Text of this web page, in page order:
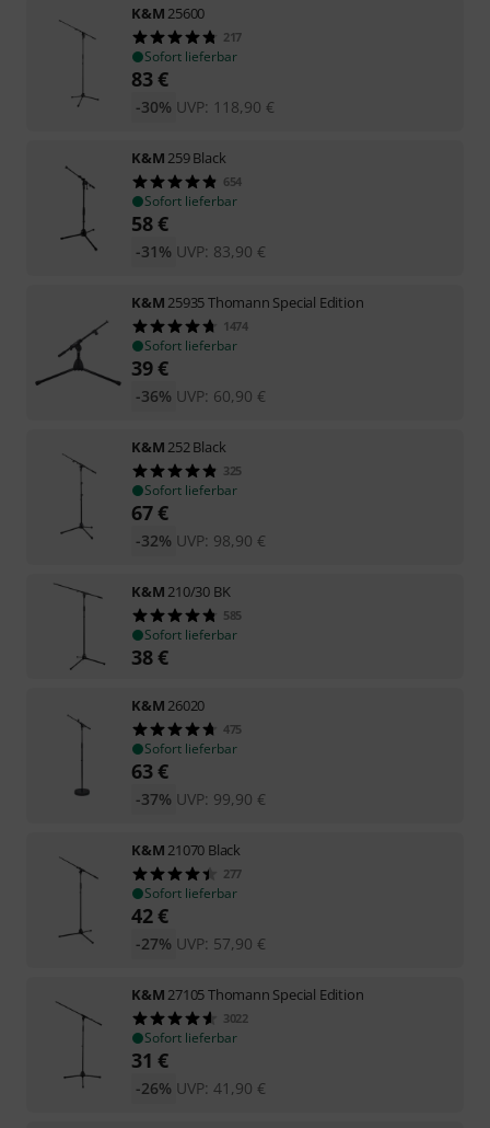
K&M 25600
217
Sofort lieferbar
83€
UVP: 118,90 €
-30%
K&M 259 Black
654
Sofort lieferbar
58€
UVP: 83,90 €
-31%
K&M 25935 Thomann Special Edition
1474
Sofort lieferbar
39€
UVP: 60,90 €
-36%
K&M 252 Black
325
Sofort lieferbar
67€
UVP: 98,90 €
-32%
K&M 210/30 BK
585
Sofort lieferbar
38€
K&M 26020
475
Sofort lieferbar
63€
UVP: 99,90 €
-37%
K&M 21070 Black
277
Sofort lieferbar
42€
UVP: 57,90 €
-27%
K&M 27105 Thomann Special Edition
3022
Sofort lieferbar
31 €
UVP: 41,90 €
-26%